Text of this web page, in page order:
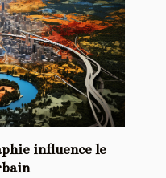
influence le